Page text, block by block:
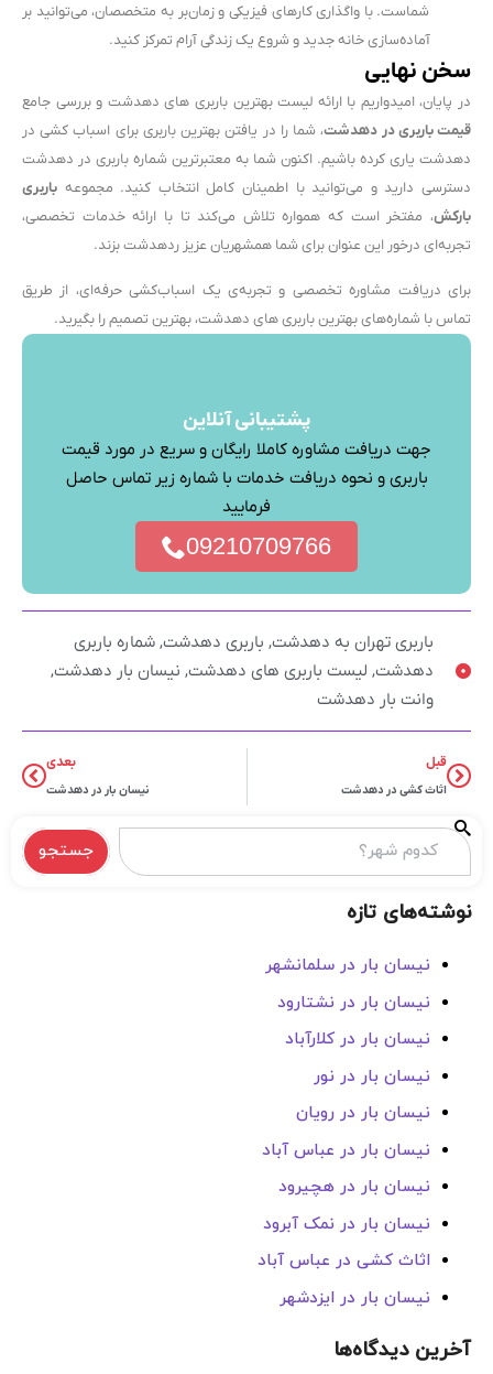
شماست. با واگذاری کارهای فیزیکی و زمان‌بر به متخصصان، می‌توانید بر
آماده‌سازی خانه جدید و شروع یک زندگی آرام تمرکز کنید.
سخن نهایی
در پایان، امیدواریم با ارائه لیست بهترین باربری های دهدشت و بررسی جامع
قیمت باربری در دهدشت، شما را در یافتن بهترین باربری برای اسباب کشی در
دهدشت یاری کرده باشیم. اکنون شما به معتبرترین شماره باربری در دهدشت
دسترسی دارید و می‌توانید با اطمینان کامل انتخاب کنید. مجموعه باربری
بارکش، مفتخر است که همواره تلاش می‌کند تا با ارائه خدمات تخصصی،
تجربه‌ای درخور این عنوان برای شما همشهریان عزیز ردهدشت بزند.
برای دریافت مشاوره تخصصی و تجربه‌ی یک اسباب‌کشی حرفه‌ای، از طریق
تماس با شماره‌های بهترین باربری های دهدشت، بهترین تصمیم را بگیرید.
پشتیبانی آنلاین
جهت دریافت مشاوره کاملا رایگان و سریع در مورد قیمت
باربری و نحوه دریافت خدمات با شماره زیر تماس حاصل
فرمایید
09210709766
باربری تهران به دهدشت, باربری دهدشت, شماره باربری
دهدشت, لیست باربری های دهدشت, نیسان بار دهدشت,
وانت بار دهدشت
قبل
اثاث کشی در دهدشت
بعدی
نیسان بار در دهدشت
جستجو
نوشته‌های تازه
نیسان بار در سلمانشهر
نیسان بار در نشتارود
نیسان بار در کلارآباد
نیسان بار در نور
نیسان بار در رویان
نیسان بار در عباس آباد
نیسان بار در هچیرود
نیسان بار در نمک آبرود
اثاث کشی در عباس آباد
نیسان بار در ایزدشهر
آخرین دیدگاه‌ها